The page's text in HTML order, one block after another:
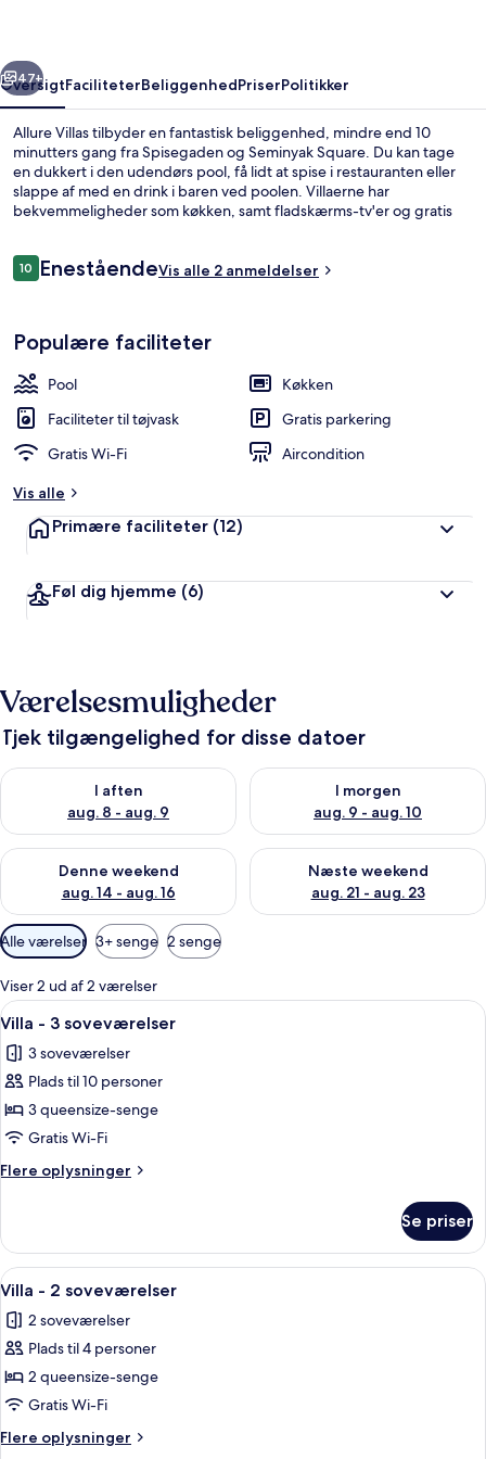
Næste
47+
OversigtFaciliteterBeliggenhedPriserPolitikker
Allure Villas tilbyder en fantastisk beliggenhed, mindre end 10
minutters gang fra Spisegaden og Seminyak Square. Du kan tage
en dukkert i den udendørs pool, få lidt at spise i restauranten eller
slappe af med en drink i baren ved poolen. Villaerne har
bekvemmeligheder som køkken, samt fladskærms-tv'er og gratis
Anmeldelser
1010 ud af 10.
EneståendeVis alle 2 anmeldelser
Populære faciliteter
Pool
Køkken
Faciliteter til tøjvask
Gratis parkering
Gratis Wi-Fi
Aircondition
Vis alle
Primære faciliteter (12)
Føl dig hjemme (6)
Værelsesmuligheder
Tjek tilgængelighed for disse datoer
I aften
aug. 8 - aug. 9
Tjek tilgængelighed for i aften aug. 8 - aug. 9
I morgen
aug. 9 - aug. 10
Tjek tilgængelighed for i
Denne weekend
aug. 14 - aug. 16
Tjek tilgængelighed for denne weekend aug. 14 - aug. 16
Næste weekend
aug. 21 - aug. 23
Tjek tilgængelighed for næste
Tilgængelige
filtre
for
værelser
Alle værelser 3+ senge 2 senge
Viser 2 ud af 2 værelser
Indlæs
alle
billeder
af
Villa
-
3
soveværelser
Et moderne hotelværelse med en
6
Villa - 3 soveværelser
3 soveværelser
Plads til 10 personer
3 queensize-senge
Gratis Wi-Fi
Flere oplysninger
Flere
-
soveværelser
Se priser
Indlæs
alle
billeder
af
Villa
-
2
soveværelser
Et soveværelse med en seng, et
10
Villa - 2 soveværelser
2 soveværelser
Plads til 4 personer
2 queensize-senge
Gratis Wi-Fi
Flere oplysninger
Flere